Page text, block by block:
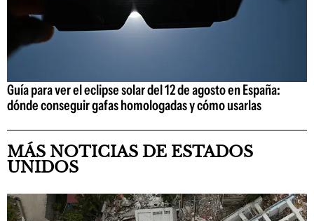
Guía para ver el eclipse solar del 12 de agosto en España:
dónde conseguir gafas homologadas y cómo usarlas
MÁS NOTICIAS DE ESTADOS
UNIDOS